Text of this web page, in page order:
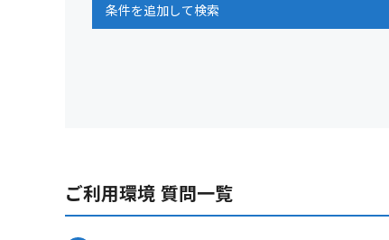
条件を追加して検索
ご利用環境 質問一覧